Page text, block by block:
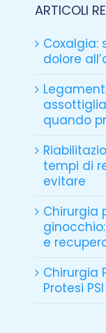
ARTICOLI
Coxalgia:
dolore
quando
tempi di
evitare
Chirurgia
e
Chirurgia
Protesi